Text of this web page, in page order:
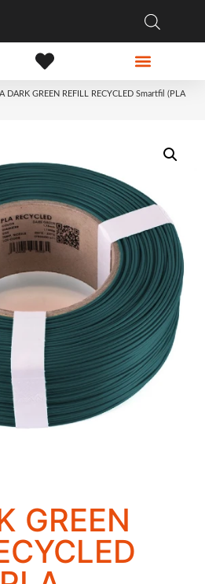
DARK GREEN REFILL RECYCLED Smartfil (PLA
GREEN